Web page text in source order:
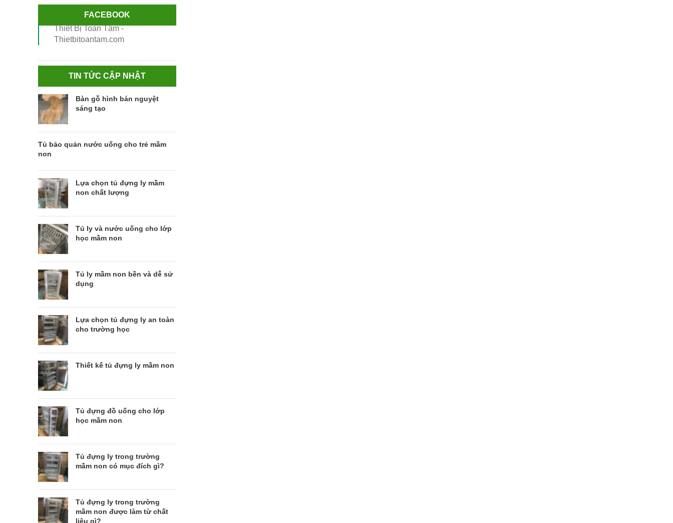
FACEBOOK
Thiết Bị Toàn Tâm -
Thietbitoantam.com
TIN TỨC CẬP NHẬT
Bàn gỗ hình bán nguyệt
sáng tạo
Tủ bảo quản nước uống cho trẻ mầm
non
Lựa chọn tủ đựng ly mầm
non chất lượng
Tủ ly và nước uống cho lớp
học mầm non
Tủ ly mầm non bền và dễ sử
dụng
Lựa chọn tủ đựng ly an toàn
cho trường học
Thiết kế tủ đựng ly mầm non
Tủ đựng đồ uống cho lớp
học mầm non
Tủ đựng ly trong trường
mầm non có mục đích gì?
Tủ đựng ly trong trường
mầm non được làm từ chất
liệu gì?